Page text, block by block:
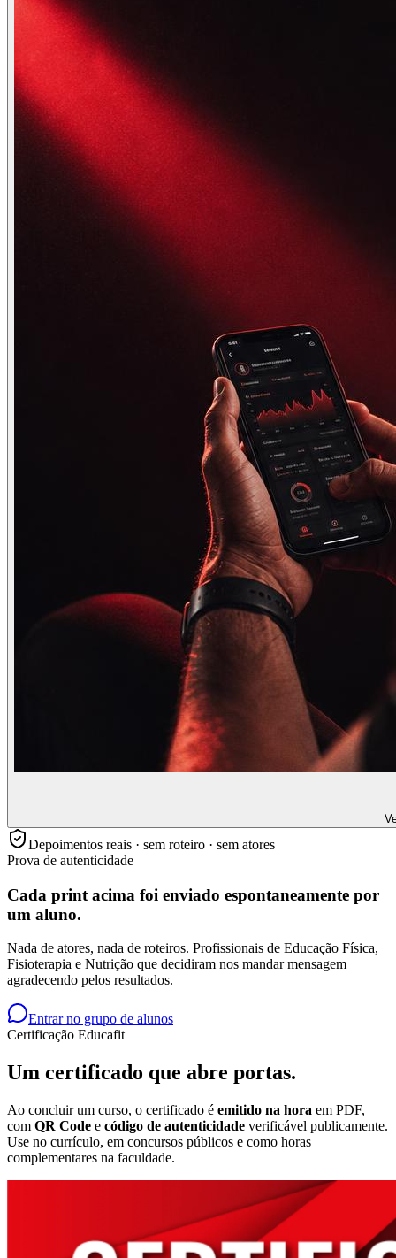
Depoimentos reais · sem roteiro · sem atores
Prova de autenticidade
Cada print acima foi enviado espontaneamente por
um aluno.
Nada de atores, nada de roteiros. Profissionais de Educação Física,
Fisioterapia e Nutrição que decidiram nos mandar mensagem
agradecendo pelos resultados.
Entrar no grupo de alunos
Certificação Educafit
Um certificado que abre portas.
Ao concluir um curso, o certificado é emitido na hora em PDF,
com QR Code e código de autenticidade verificável publicamente.
Use no currículo, em concursos públicos e como horas
complementares na faculdade.